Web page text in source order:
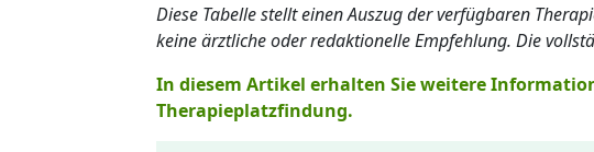
Diese Tabelle stellt einen Auszug der verfügbaren
keine ärztliche oder redaktionelle Empfehlung. Die
In diesem Artikel erhalten Sie weitere
Therapieplatzfindung.